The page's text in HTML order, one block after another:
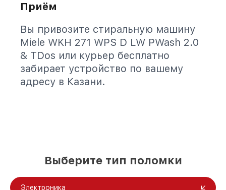
Приём
Вы привозите стиральную машину
Miele WKH 271 WPS D LW PWash 2.0
& TDos или курьер бесплатно
забирает устройство по вашему
адресу в Казани.
Выберите тип поломки
Электроника